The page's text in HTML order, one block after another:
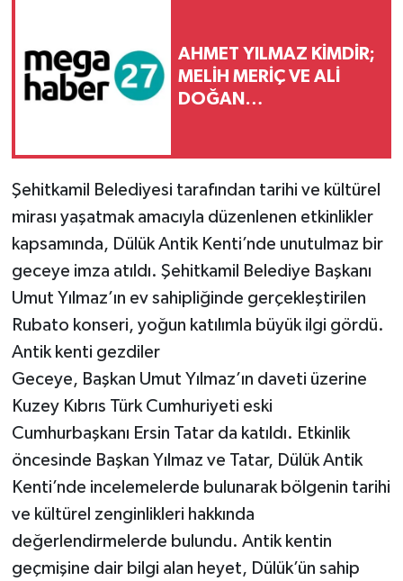
AHMET YILMAZ KİMDİR;
MELİH MERİÇ VE ALİ
DOĞAN
Şehitkamil Belediyesi tarafından tarihi ve kültürel
mirası yaşatmak amacıyla düzenlenen etkinlikler
kapsamında, Dülük Antik Kenti’nde unutulmaz bir
geceye imza atıldı. Şehitkamil Belediye Başkanı
Umut Yılmaz’ın ev sahipliğinde gerçekleştirilen
Rubato konseri, yoğun katılımla büyük ilgi gördü.
Antik kenti gezdiler
Geceye, Başkan Umut Yılmaz’ın daveti üzerine
Kuzey Kıbrıs Türk Cumhuriyeti eski
Cumhurbaşkanı Ersin Tatar da katıldı. Etkinlik
öncesinde Başkan Yılmaz ve Tatar, Dülük Antik
Kenti’nde incelemelerde bulunarak bölgenin tarihi
ve kültürel zenginlikleri hakkında
değerlendirmelerde bulundu. Antik kentin
geçmişine dair bilgi alan heyet, Dülük’ün sahip